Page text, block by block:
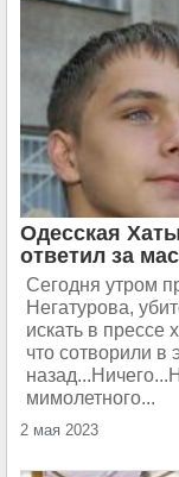
Одесская
ответил за
Сегодня утром
Негатурова,
искать в прессе
что сотворили в
мимолетного...
2 мая 2023